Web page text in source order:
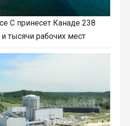
C принесет Канаде 238
тысячи рабочих мест